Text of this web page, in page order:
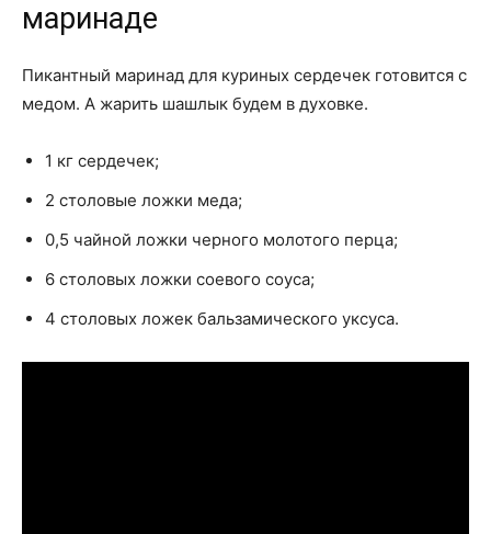
маринаде
Пикантный маринад для куриных сердечек готовится с
медом. А жарить шашлык будем в духовке.
1 кг сердечек;
2 столовые ложки меда;
0,5 чайной ложки черного молотого перца;
6 столовых ложки соевого соуса;
4 столовых ложек бальзамического уксуса.